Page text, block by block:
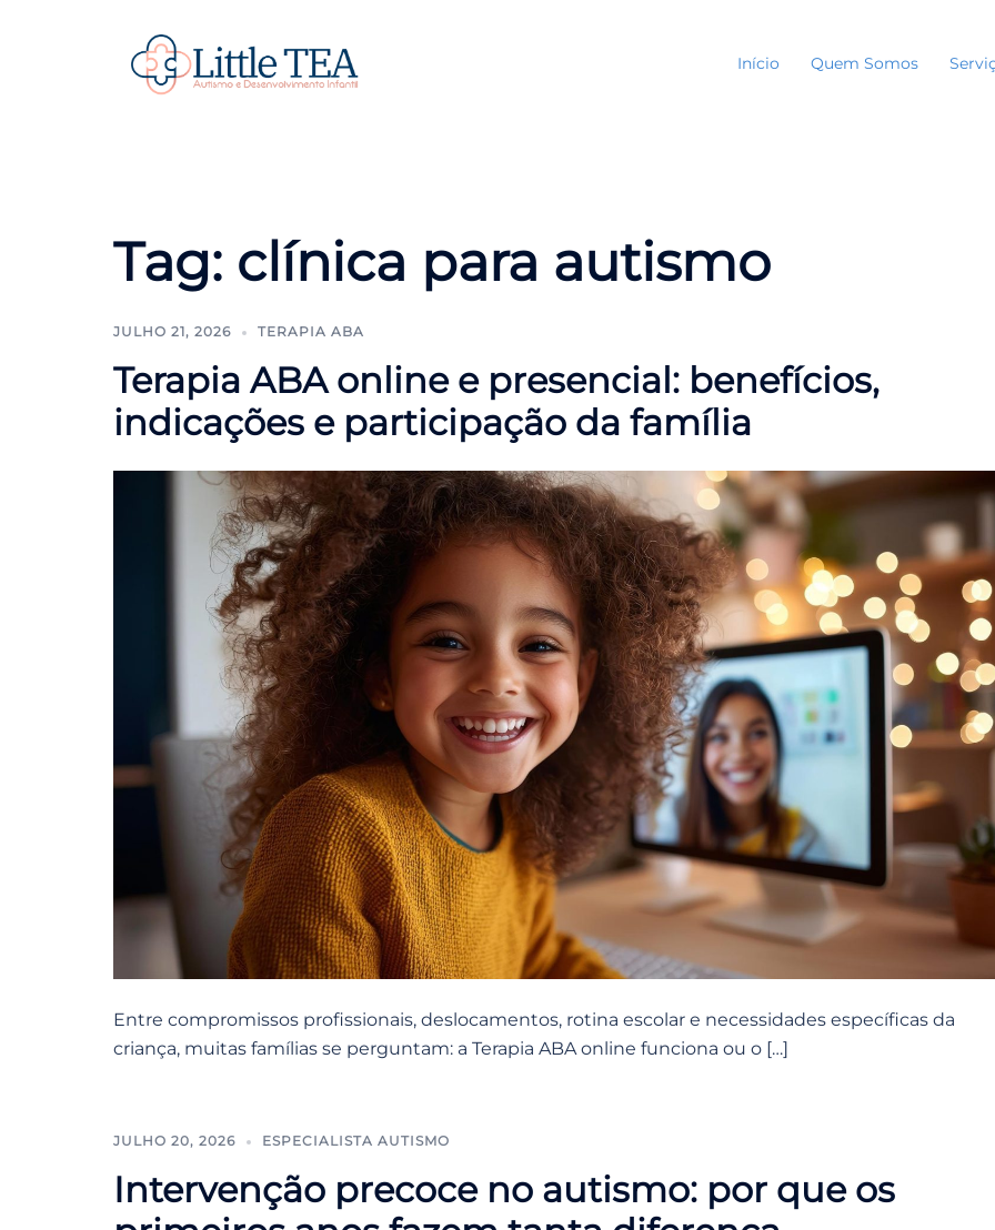
Início Quem Somos
Tag: clínica para autismo
JULHO 21, 2026 TERAPIA ABA
Terapia ABA online e presencial: benefícios,
indicações e participação da família
Entre compromissos profissionais, deslocamentos, rotina escolar e necessidades específicas da
criança, muitas famílias se perguntam: a Terapia ABA online funciona ou o […]
JULHO 20, 2026 ESPECIALISTA AUTISMO
Intervenção precoce no autismo: por que os